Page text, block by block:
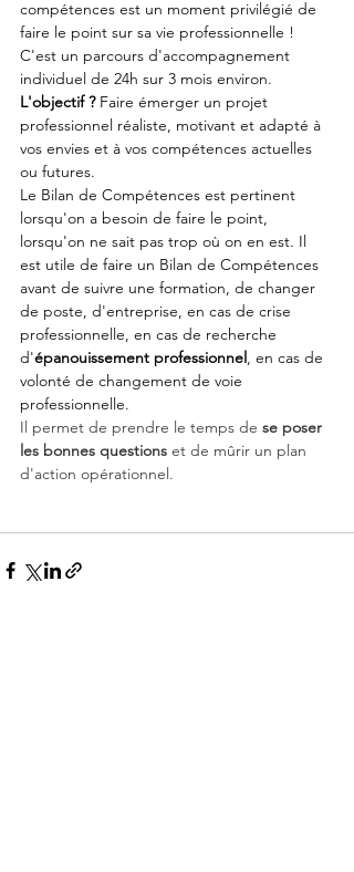
compétences est un moment privilégié de
faire le point sur sa vie professionnelle !
C'est un parcours d'accompagnement
individuel de 24h sur 3 mois environ.
L'objectif ? Faire émerger un projet
professionnel réaliste, motivant et adapté à
vos envies et à vos compétences actuelles
ou futures.
Le Bilan de Compétences est pertinent
lorsqu'on a besoin de faire le point,
lorsqu'on ne sait pas trop où on en est. Il
est utile de faire un Bilan de Compétences
avant de suivre une formation, de changer
de poste, d'entreprise, en cas de crise
professionnelle, en cas de recherche
d'épanouissement professionnel, en cas de
volonté de changement de voie
professionnelle.
Il permet de prendre le temps de se poser
les bonnes questions et de mûrir un plan
d'action opérationnel.